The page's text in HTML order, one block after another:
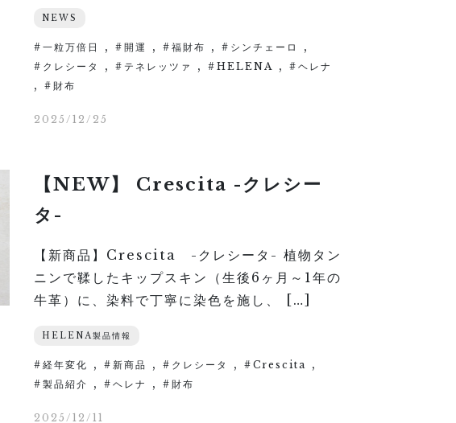
NEWS
一粒万倍日 , 開運 , 福財布 , シンチェーロ ,
クレシータ , テネレッツァ , HELENA , ヘレナ
, 財布
2025/12/25
【NEW】 Crescita -クレシー
タ-
【新商品】Crescita -クレシータ- 植物タン
ニンで鞣したキップスキン（生後6ヶ月～1年の
牛革）に、染料で丁寧に染色を施し、 […]
HELENA製品情報
経年変化 , 新商品 , クレシータ , Crescita ,
製品紹介 , ヘレナ , 財布
2025/12/11